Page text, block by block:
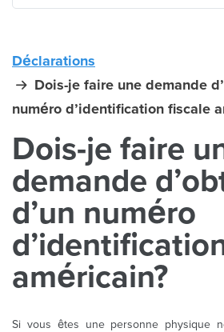
Déclarations
Dois-je faire une demande
numéro d’identification fiscale
Dois-je faire
demande
d’un numéro
américain?
Si vous êtes une personne physique